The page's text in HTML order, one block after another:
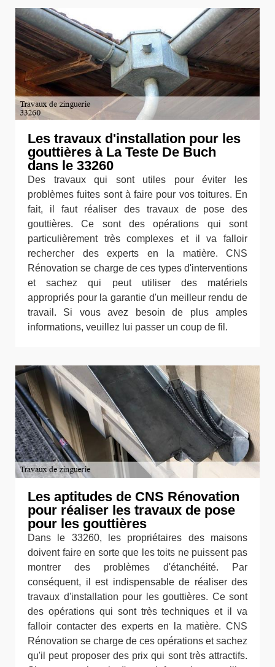
Les travaux d'installation pour les
gouttières à La Teste De Buch
dans le 33260
Des travaux qui sont utiles pour éviter les
problèmes fuites sont à faire pour vos toitures. En
fait, il faut réaliser des travaux de pose des
gouttières. Ce sont des opérations qui sont
particulièrement très complexes et il va falloir
rechercher des experts en la matière. CNS
Rénovation se charge de ces types d'interventions
et sachez qui peut utiliser des matériels
appropriés pour la garantie d'un meilleur rendu de
travail. Si vous avez besoin de plus amples
informations, veuillez lui passer un coup de fil.
Les aptitudes de CNS Rénovation
pour réaliser les travaux de pose
pour les gouttières
Dans le 33260, les propriétaires des maisons
doivent faire en sorte que les toits ne puissent pas
montrer des problèmes d'étanchéité. Par
conséquent, il est indispensable de réaliser des
travaux d'installation pour les gouttières. Ce sont
des opérations qui sont très techniques et il va
falloir contacter des experts en la matière. CNS
Rénovation se charge de ces opérations et sachez
qu'il peut proposer des prix qui sont très attractifs.